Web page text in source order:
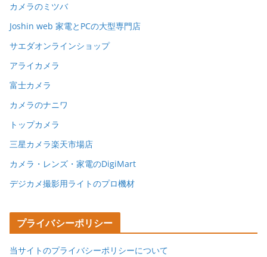
カメラのミツバ
Joshin web 家電とPCの大型専門店
サエダオンラインショップ
アライカメラ
富士カメラ
カメラのナニワ
トップカメラ
三星カメラ楽天市場店
カメラ・レンズ・家電のDigiMart
デジカメ撮影用ライトのプロ機材
プライバシーポリシー
当サイトのプライバシーポリシーについて